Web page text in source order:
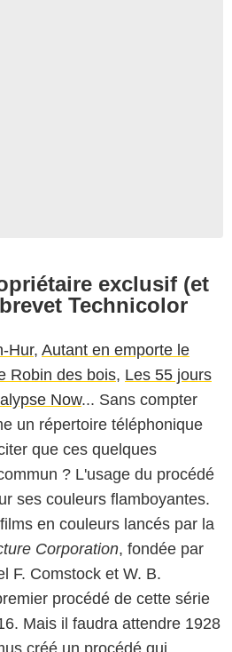
exclusif (et
Technicolor
Hur, Autant en emporte le
Robin des bois, Les 55 jours
Now... Sans compter
un répertoire téléphonique
que ces quelques
? L'usage du procédé
ses couleurs flamboyantes.
en couleurs lancés par la
Corporation, fondée par
F. Comstock et W. B.
procédé de cette série
Mais il faudra attendre 1928